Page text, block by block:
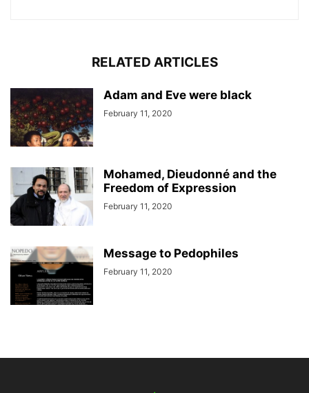
RELATED ARTICLES
Adam and Eve were black
February 11, 2020
Mohamed, Dieudonné and the
Freedom of Expression
February 11, 2020
Message to Pedophiles
February 11, 2020